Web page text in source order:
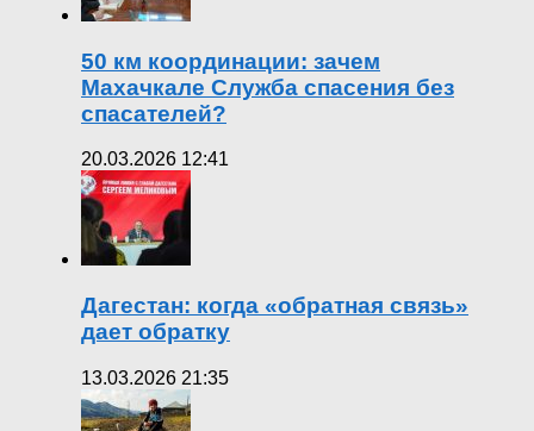
50 км координации: зачем
Махачкале Служба спасения без
спасателей?
20.03.2026 12:41
Дагестан: когда «обратная связь»
дает обратку
13.03.2026 21:35